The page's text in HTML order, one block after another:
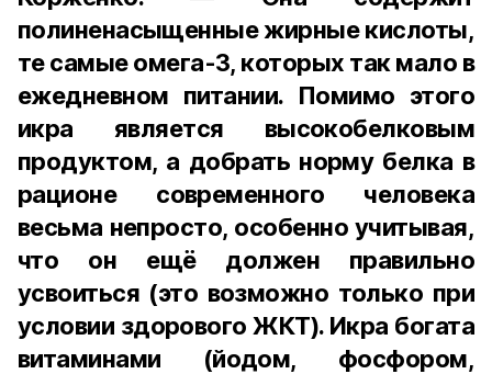
полиненасыщенные жирные кислоты,
те самые омега-3, которых так мало в
ежедневном питании. Помимо этого
икра является высокобелковым
продуктом, а добрать норму белка в
рационе современного человека
весьма непросто, особенно учитывая,
что он ещё должен правильно
усвоиться (это возможно только при
условии здорового ЖКТ). Икра богата
витаминами (йодом, фосфором,